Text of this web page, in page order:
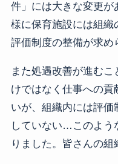
件」には大きな変更が
様に保育施設には組織
評価制度の整備が求め
また処遇改善が進む
けではなく仕事への貢
いが、組織内には評
していない…このよう
りました。皆さんの